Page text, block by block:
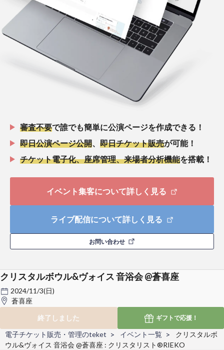
審査不要で誰でも簡単に公演ページを作成できる！
即日公演ページ公開
即日チケット販売が可能！
チケット電子化、座席管理、来場者分析機能を搭載！
イベント集客について詳しく見る
ライブ配信について詳しく見る
お問い合わせ
クリスタルボウル&ヴォイス 音浴会 @蒼喜座
2024/11/3(日)
蒼喜座
終了しました
ギフトで応援！
電子チケット販売・管理のteket イベント一覧
クリスタルボ
ウル&ヴォイス 音浴会 @蒼喜座 : クリスタリスト®︎RIEKO